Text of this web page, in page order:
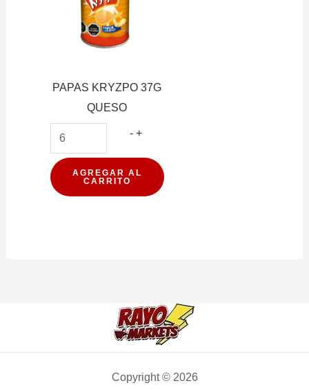
PAPAS KRYZPO 37G
QUESO
- PAPAS
37G
QUESO
+
AGREGAR AL
CARRITO
Copyright © 2026